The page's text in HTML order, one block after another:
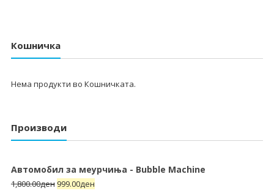
Кошничка
Нема продукти во Кошничката.
Производи
Автомобил за меурчиња - Bubble Machine
1,800.00ден 999.00ден